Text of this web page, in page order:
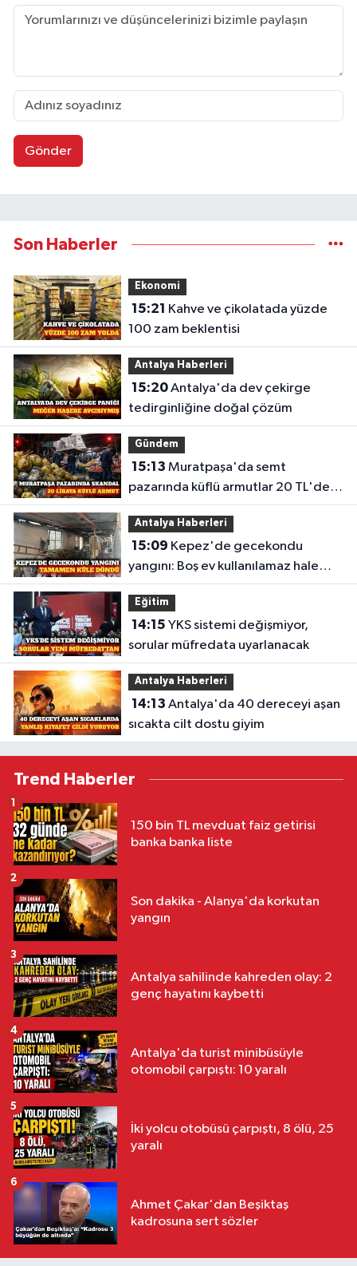
Gönder
Son Haberler
Ekonomi
15:21
100 zam beklentisi
Antalya Haberleri
15:20Antalya'da dev çekirge
tedirginliğine doğal çözüm
Gündem
15:13
pazarında küflü armutlar 20 TL'den
satıldı
Antalya Haberleri
15:09
yangını: Boş ev kullanılamaz hale
geldi
Eğitim
14:15
sorular müfredata uyarlanacak
Antalya Haberleri
14:13
sıcakta cilt dostu giyim
Trend Haberler
150 bin TL mevduat faiz getirisi
banka banka liste
1
Son dakika - Alanya'da korkutan
yangın
2
Antalya sahilinde kahreden olay: 2
genç hayatını kaybetti
3
Antalya'da turist minibüsüyle
otomobil çarpıştı: 10 yaralı
4
İki yolcu otobüsü çarpıştı, 8 ölü, 25
yaralı
5
Ahmet Çakar'dan Beşiktaş
kadrosuna sert sözler
6